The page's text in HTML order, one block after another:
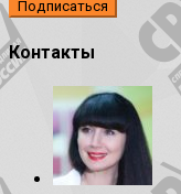
Контакты